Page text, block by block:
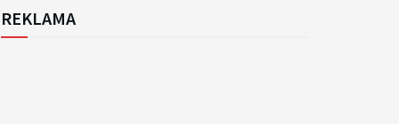
REKLAMA